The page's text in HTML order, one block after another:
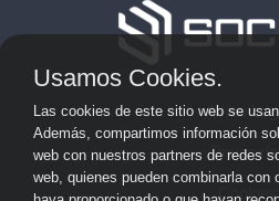
Aviso
Cookies
Usamos Cookies.
Las cookies de este sitio web se
Además, compartimos información
web con nuestros partners de redes
web, quienes pueden combinarla con